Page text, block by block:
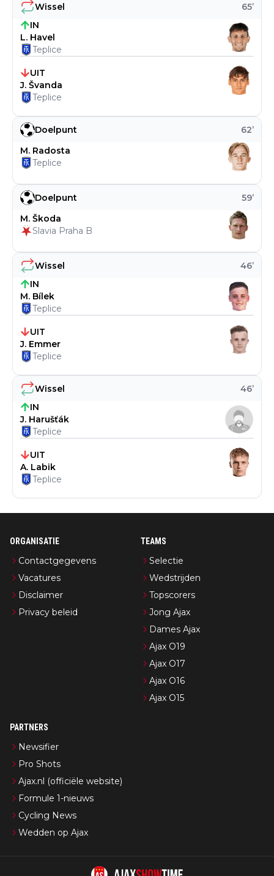
Wissel 46’
IN
J. Harušťák
Teplice
UIT
A. Labik
Teplice
Wissel 46’
IN
M. Bílek
Teplice
UIT
J. Emmer
Teplice
Doelpunt 59’
M. Škoda
Slavia Praha B
Doelpunt 62’
M. Radosta
Teplice
Wissel 65’
IN
L. Havel
Teplice
UIT
J. Švanda
Teplice
ORGANISATIE
Contactgegevens
Vacatures
Disclaimer
Privacy beleid
TEAMS
Selectie
Wedstrijden
Topscorers
Jong Ajax
Dames Ajax
Ajax O19
Ajax O17
Ajax O16
Ajax O15
PARTNERS
Newsifier
Pro Shots
Ajax.nl (officiële website)
Formule 1-nieuws
Cycling News
Wedden op Ajax